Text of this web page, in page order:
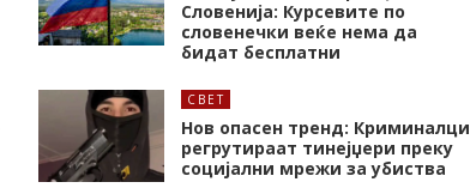
Словенија: Курсевите по
словенечки веќе нема да
бидат бесплатни
СВЕТ
Нов опасен тренд: Криминалци
регрутираат тинејџери преку
социјални мрежи за убиства